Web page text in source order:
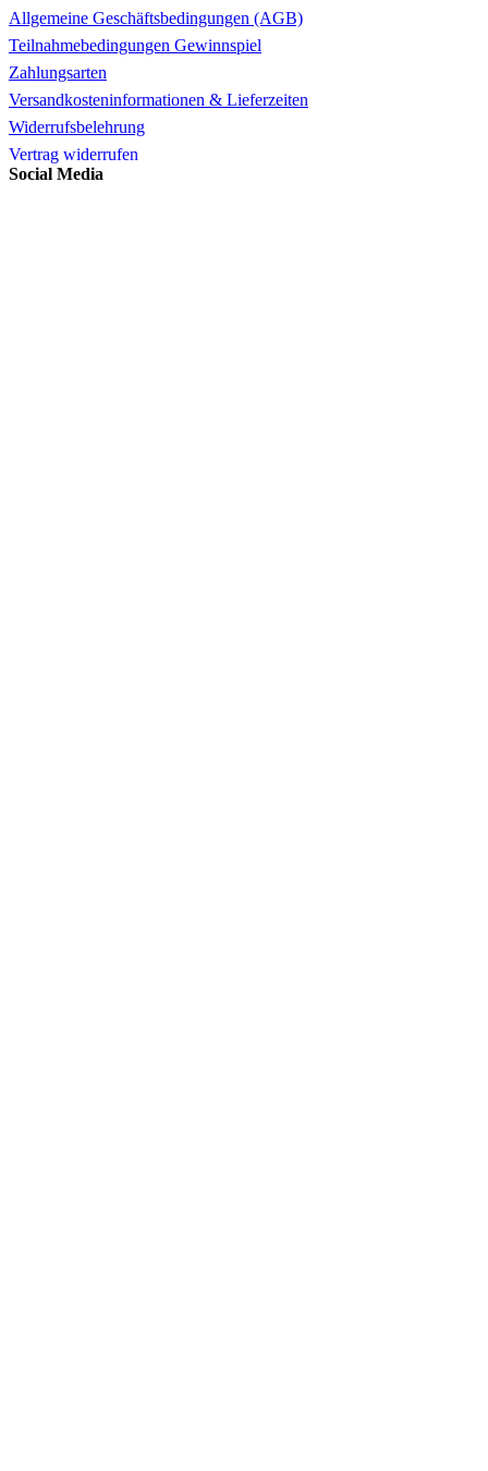
Allgemeine Geschäftsbedingungen (AGB)
Teilnahmebedingungen Gewinnspiel
Zahlungsarten
Versandkosteninformationen & Lieferzeiten
Widerrufsbelehrung
Vertrag widerrufen
Social Media